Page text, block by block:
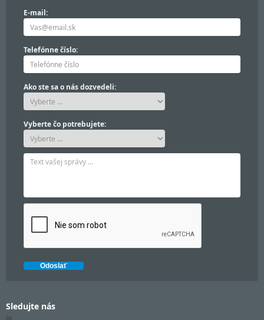
E-mail:
Telefónne číslo:
Ako ste sa o nás dozvedeli:
Vyberte čo potrebujete:
Sledujte nás